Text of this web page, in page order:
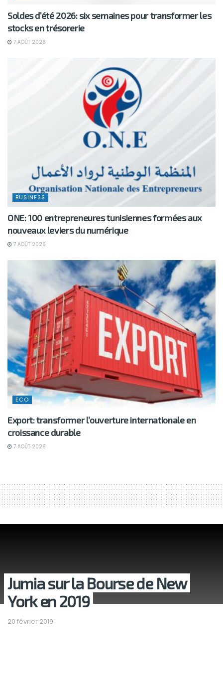
Soldes d’été 2026: six semaines pour transformer les
stocks en trésorerie
7 AOÛT 2026
BUSINESS
ONE: 100 entrepreneures tunisiennes formées aux
nouveaux leviers du numérique
7 AOÛT 2026
ECO
Export: transformer l’ouverture internationale en
croissance durable
7 AOÛT 2026
Jumia sur la Bourse de New
York en 2019
20 février 2019